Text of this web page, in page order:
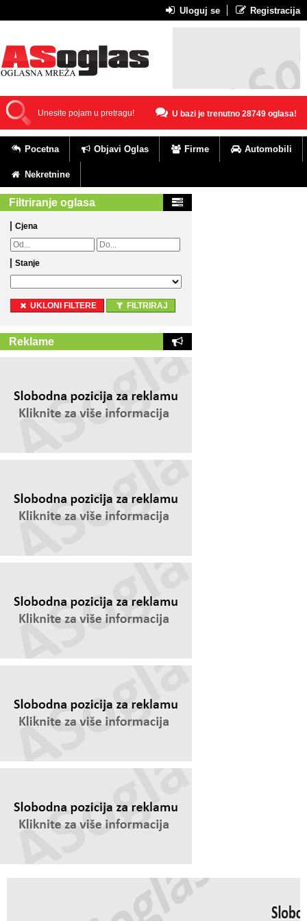
Uloguj se Registracija
U bazi je trenutno 28749 oglasa!
Pocetna Objavi Oglas Firme Automobili
Nekretnine
Filtriranje oglasa
Cjena
Stanje
UKLONI FILTERE FILTRIRAJ
Reklame